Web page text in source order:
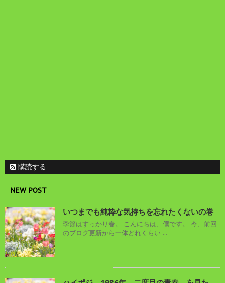
購読する
NEW POST
いつまでも純粋な気持ちを忘れたくないの巻
季節はすっかり春。 こんにちは、僕です。 今、前回
のブログ更新から一体どれくらい ...